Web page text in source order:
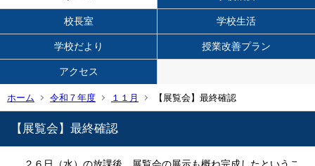
校長室 学校生活
学校だより 授業改善プラン
アクセス
ホーム 令和７年度 １１月 【展覧会】最終確認
【展覧会】最終確認